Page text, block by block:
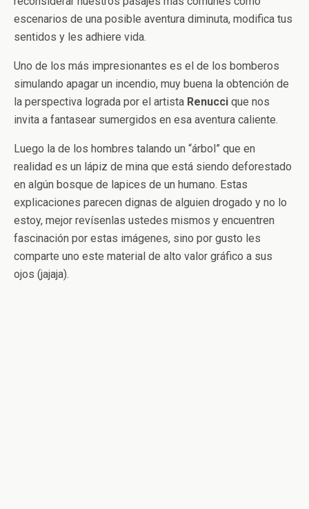
escenarios de una posible aventura diminuta, modifica tus
sentidos y les adhiere vida.
Uno de los más impresionantes es el de los bomberos
simulando apagar un incendio, muy buena la obtención de
la perspectiva lograda por el artista Renucci que nos
invita a fantasear sumergidos en esa aventura caliente.
Luego la de los hombres talando un “árbol” que en
realidad es un lápiz de mina que está siendo deforestado
en algún bosque de lapices de un humano. Estas
explicaciones parecen dignas de alguien drogado y no lo
estoy, mejor revísenlas ustedes mismos y encuentren
fascinación por estas imágenes, sino por gusto les
comparte uno este material de alto valor gráfico a sus
ojos (jajaja).